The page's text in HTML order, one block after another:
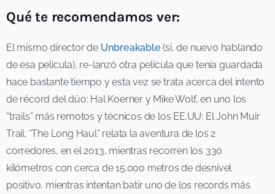
Qué te recomendamos ver:
El mismo director de Unbreakable (si, de nuevo hablando
de esa película), re-lanzó otra película que tenía guardada
hace bastante tiempo y esta vez se trata acerca del intento
de récord del dúo: Hal Koerner y Mike Wolf, en uno los
“trails” más remotos y técnicos de los EE.UU: El John Muir
Trail. “The Long Haul” relata la aventura de los 2
corredores, en el 2013, mientras recorren los 330
kilómetros con cerca de 15.000 metros de desnivel
positivo, mientras intentan batir uno de los records más